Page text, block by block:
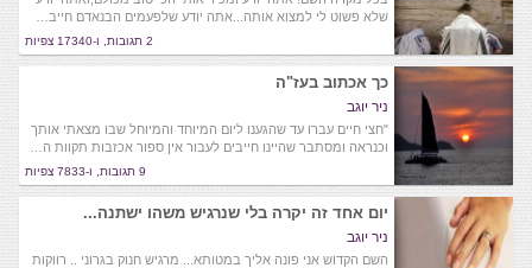
שלא פשוט לי למצוא אותה...אתה יודע שלפעמים הבנאדם חייב…
2 תגובות, ו-17340 צפיות
כך אכתוב בעז"ה
ניר יוגב
"חצי חיים עברו עד שהגענו ליום המיוחד והמיוחל שבו מצאתי אותך
וכנראה ומסתבר שהיינו חייבים לעבור אין ספור אכזבות תקוות ה…
9 תגובות, ו-7833 צפיות
יום אחד זה יקרה בלי שנרגיש משהו ישתנה...
ניר יוגב
השם הקדוש אני פונה אליך במטותא... מרגיש חנוק בגרוני .. רווקות